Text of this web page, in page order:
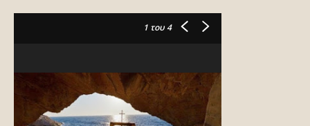
1 του 4